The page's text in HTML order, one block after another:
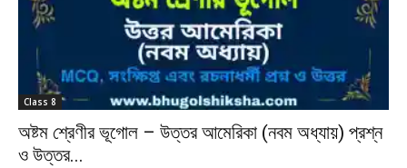
Class 8
অষ্টম শ্রেণীর ভূগোল – উত্তর আমেরিকা (নবম অধ্যায়) প্রশ্ন
ও উত্তর...